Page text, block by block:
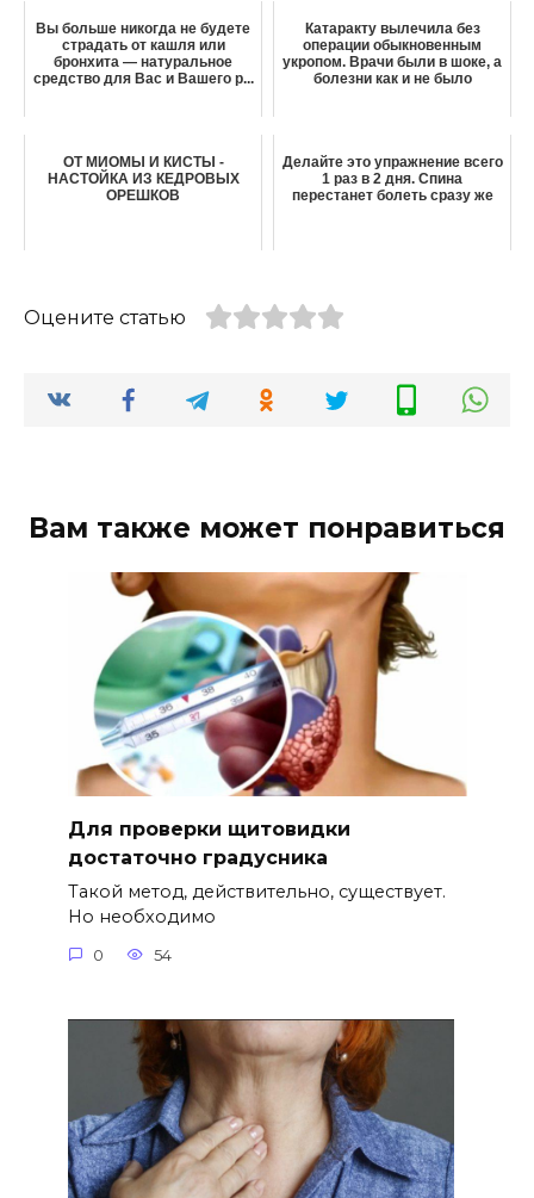
Вы больше никогда не будете
страдать от кашля или
бронхита — натуральное
средство для Вас и Вашего р...
Катаракту вылечила без
операции обыкновенным
укропом. Врачи были в шоке, а
болезни как и не было
ОТ МИОМЫ И КИСТЫ -
НАСТОЙКА ИЗ КЕДРОВЫХ
ОРЕШКОВ
Делайте это упражнение всего
1 раз в 2 дня. Спина
перестанет болеть сразу же
Оцените статью
Вам также может понравиться
Для проверки щитовидки
достаточно градусника
Такой метод, действительно, существует.
Но необходимо
0 54